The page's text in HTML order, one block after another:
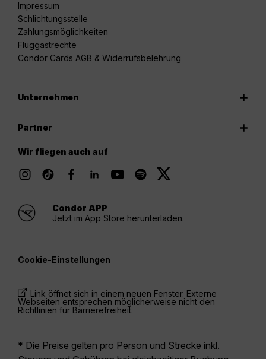
Impressum
Schlichtungsstelle
Zahlungsmöglichkeiten
Fluggastrechte
Condor Cards AGB & Widerrufsbelehrung
Unternehmen
Partner
Wir fliegen auch auf
Condor APP
Jetzt im App Store herunterladen.
Cookie-Einstellungen
Link öffnet sich in einem neuen Fenster. Externe
Webseiten entsprechen möglicherweise nicht den
Richtlinien für Barrierefreiheit.
* Die Preise gelten pro Person und Strecke inkl.